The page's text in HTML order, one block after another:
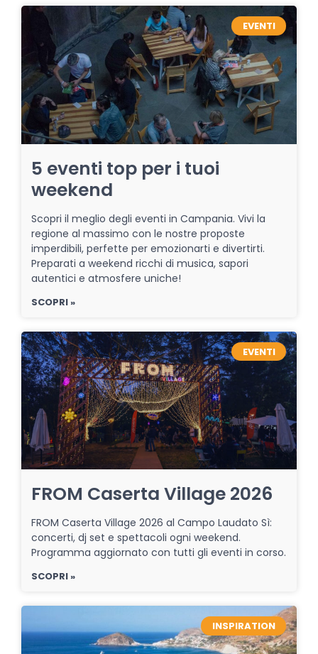
EVENTI
5 eventi top per i tuoi
weekend
Scopri il meglio degli eventi in Campania. Vivi la
regione al massimo con le nostre proposte
imperdibili, perfette per emozionarti e divertirti.
Preparati a weekend ricchi di musica, sapori
autentici e atmosfere uniche!
SCOPRI »
EVENTI
FROM Caserta Village 2026
FROM Caserta Village 2026 al Campo Laudato Sì:
concerti, dj set e spettacoli ogni weekend.
Programma aggiornato con tutti gli eventi in corso.
SCOPRI »
INSPIRATION